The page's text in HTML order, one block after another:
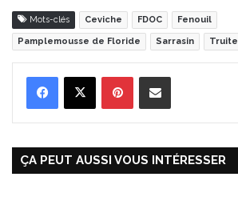
Mots-clés Ceviche FDOC Fenouil
Pamplemousse de Floride Sarrasin Truite
ÇA PEUT AUSSI VOUS INTÉRESSER